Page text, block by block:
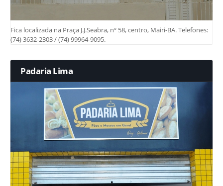
Fica localizada na Praça J.J.Seabra, nº 58, centro, Mairi-BA. Telefones:
(74) 3632-2303 / (74) 99964-9095.
Padaria Lima